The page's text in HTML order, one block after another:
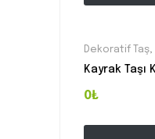
Dekoratif Taş,
Kayrak Taşı
0₺